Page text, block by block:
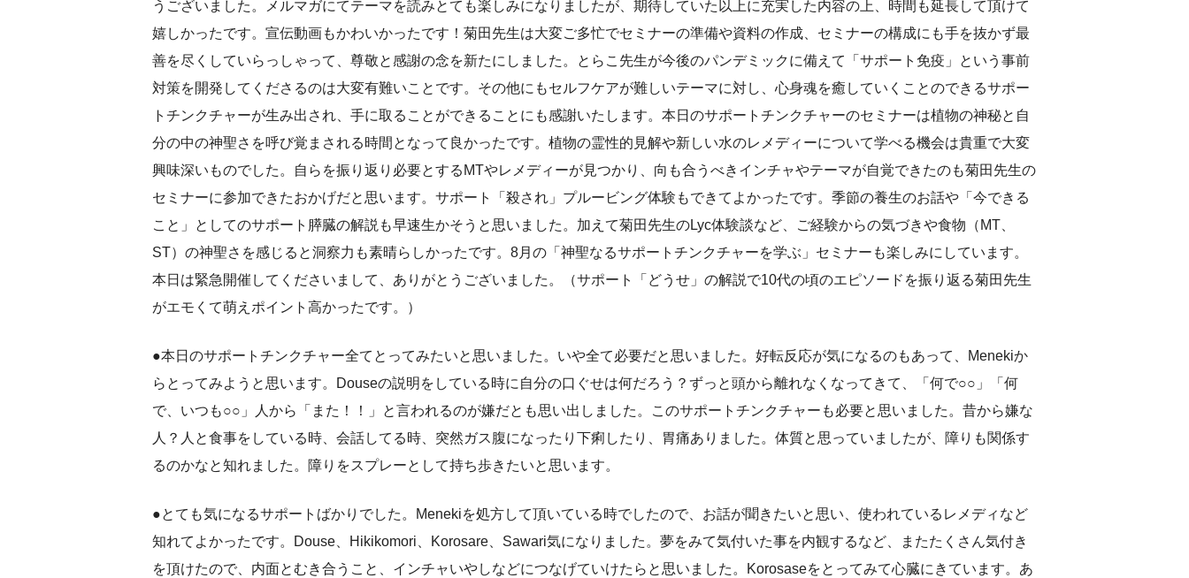
うございました。メルマガにてテーマを読みとても楽しみになりましたが、期待していた以上に充実した内容の上、時間も延長して頂けて
嬉しかったです。宣伝動画もかわいかったです！菊田先生は大変ご多忙でセミナーの準備や資料の作成、セミナーの構成にも手を抜かず最
善を尽くしていらっしゃって、尊敬と感謝の念を新たにしました。とらこ先生が今後のパンデミックに備えて「サポート免疫」という事前
対策を開発してくださるのは大変有難いことです。その他にもセルフケアが難しいテーマに対し、心身魂を癒していくことのできるサポー
トチンクチャーが生み出され、手に取ることができることにも感謝いたします。本日のサポートチンクチャーのセミナーは植物の神秘と自
分の中の神聖さを呼び覚まされる時間となって良かったです。植物の霊性的見解や新しい水のレメディーについて学べる機会は貴重で大変
興味深いものでした。自らを振り返り必要とするMTやレメディーが見つかり、向も合うべきインチャやテーマが自覚できたのも菊田先生の
セミナーに参加できたおかげだと思います。サポート「殺され」プルービング体験もできてよかったです。季節の養生のお話や「今できる
こと」としてのサポート膵臓の解説も早速生かそうと思いました。加えて菊田先生のLyc体験談など、ご経験からの気づきや食物（MT、
ST）の神聖さを感じると洞察力も素晴らしかったです。8月の「神聖なるサポートチンクチャーを学ぶ」セミナーも楽しみにしています。
本日は緊急開催してくださいまして、ありがとうございました。（サポート「どうせ」の解説で10代の頃のエピソードを振り返る菊田先生
がエモくて萌えポイント高かったです。）
●本日のサポートチンクチャー全てとってみたいと思いました。いや全て必要だと思いました。好転反応が気になるのもあって、Menekiか
らとってみようと思います。Douseの説明をしている時に自分の口ぐせは何だろう？ずっと頭から離れなくなってきて、「何で○○」「何
で、いつも○○」人から「また！！」と言われるのが嫌だとも思い出しました。このサポートチンクチャーも必要と思いました。昔から嫌な
人？人と食事をしている時、会話してる時、突然ガス腹になったり下痢したり、胃痛ありました。体質と思っていましたが、障りも関係す
るのかなと知れました。障りをスプレーとして持ち歩きたいと思います。
●とても気になるサポートばかりでした。Menekiを処方して頂いている時でしたので、お話が聞きたいと思い、使われているレメディなど
知れてよかったです。Douse、Hikikomori、Korosare、Sawari気になりました。夢をみて気付いた事を内観するなど、またたくさん気付き
を頂けたので、内面とむき合うこと、インチャいやしなどにつなげていけたらと思いました。Korosaseをとってみて心臓にきています。あ